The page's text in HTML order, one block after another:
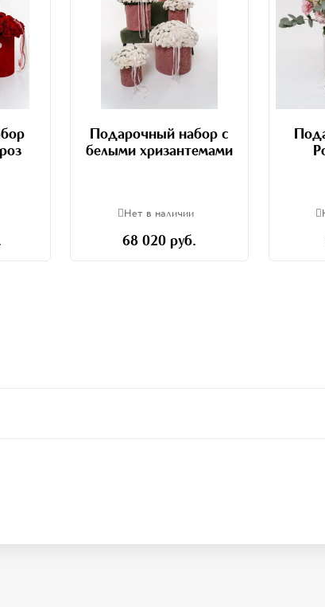
Подарочный набор с
белыми хризантемами
Нет в наличии
68 020 руб.